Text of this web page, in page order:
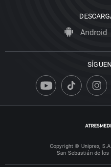
Android
Copyright © Uniprex,
San Sebastián de los